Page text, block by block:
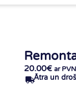
20.00€ ar PVN
Ātra un